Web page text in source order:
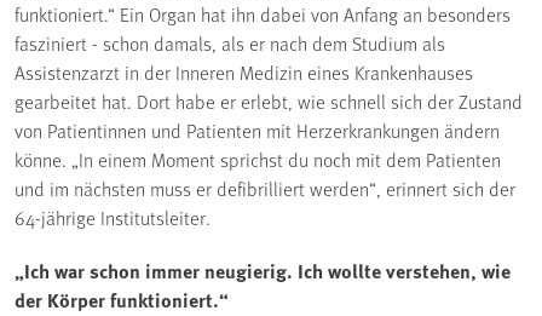
funktioniert.“ Ein Organ hat ihn dabei von Anfang an besonders
fasziniert - schon damals, als er nach dem Studium als
Assistenzarzt in der Inneren Medizin eines Krankenhauses
gearbeitet hat. Dort habe er erlebt, wie schnell sich der Zustand
von Patientinnen und Patienten mit Herzerkrankungen ändern
könne. „In einem Moment sprichst du noch mit dem Patienten
und im nächsten muss er defibrilliert werden“, erinnert sich der
64-jährige Institutsleiter.
„Ich war schon immer neugierig. Ich wollte verstehen, wie
der Körper funktioniert.“